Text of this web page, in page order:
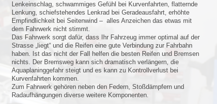
Lenkeinschlag, schwammiges Gefühl bei Kurvenfahrten, flatternde
Lenkung, schiefstehendes Lenkrad bei Geradeausfahrt, erhöhte
Empfindlichkeit bei Seitenwind – alles Anzeichen das etwas mit
dem Fahrwerk nicht stimmt.
Das Fahrwerk sorgt dafür, dass Ihr Fahrzeug immer optimal auf der
Strasse „liegt“ und die Reifen eine gute Verbindung zur Fahrbahn
haben. Ist das nicht der Fall helfen die besten Reifen und Bremsen
nichts. Der Bremsweg kann sich dramatisch verlängern, die
Aquaplaninggefahr steigt und es kann zu Kontrollverlust bei
Kurvenfahrten kommen.
Zum Fahrwerk gehören neben den Federn, Stoßdämpfern und
Radaufhängungen diverse weitere Komponenten.